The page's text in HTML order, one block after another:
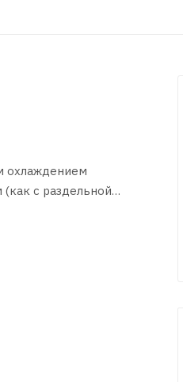
охлаждением
с раздельной